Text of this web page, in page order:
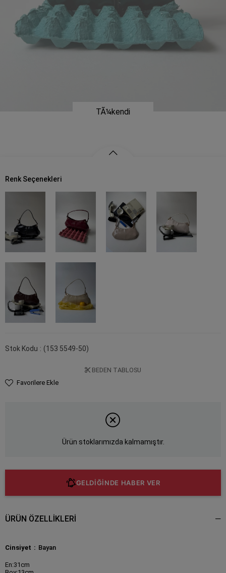
Renk Seçenekleri
Stok Kodu (153 5549-50)
BEDEN TABLOSU
Favorilere Ekle
Ürün stoklarımızda kalmamıştır.
GELDİĞİNDE HABER VER
ÜRÜN ÖZELLIKLERI
Cinsiyet Bayan
En:31cm